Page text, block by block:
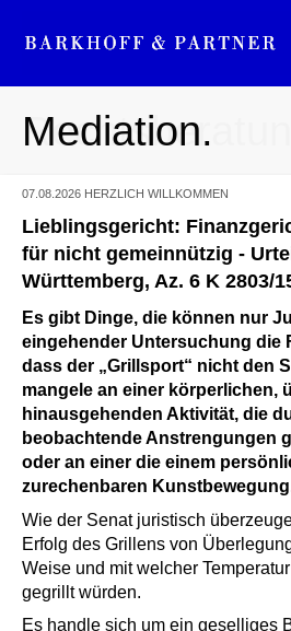
Mediation.
07.08.2026 HERZLICH WILLKOMMEN
Lieblingsgericht:
für nicht gemeinnützig -
Württemberg, Az. 6 K 2803/
Es gibt Dinge, die können nur
eingehender Untersuchung die
dass der „Grillsport“ nicht den
mangele an einer körperlichen,
hinausgehenden Aktivität, die
beobachtende Anstrengungen
oder an einer die einem
zurechenbaren
Wie der Senat juristisch
Erfolg des Grillens von
Weise und mit welcher
gegrillt würden.
Es handle sich um ein geselliges